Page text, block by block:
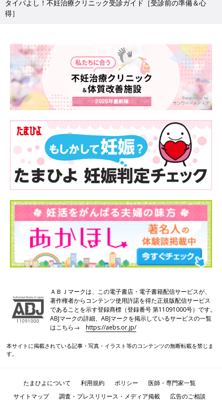
不妊治療が検査から始まる理由
初めて不妊治療クリニックを受診した場合、最初からいきなり治
療がスタートすることはありません。まずは、原因がどこにある
のか、それを探るための検査から始まります。妊娠するための適
切な方法、つまり治療にたどり着くためには、男女のカップル両
方の体の状態を検査することが必要です。
原因がわかれば治療計画が立ちますが、原因はさまざまで、検査
と並行して治療をスタートすることもあります。男女とも機能的
あります。医療技術でカバーする方法で妊娠を目指していきます
が、いずれにしてもまずは、検査から始まるのです。
生活習慣までチェックして妊娠・育児生活につながる治療
を
不妊検査というと生殖器の検査というイメージがあるかもしれま
せんが、実際には上のリストのように全身の状態や生活習慣につ
いてもチェックされます。当然のことですが、妊娠は生殖器だけ
で成立することではありません。そして、不妊治療のゴールは、
安全に出産して健康に子育てをすることです。妊娠にダイレクト
につながることではないけれど、2人が健康であるかどうか、栄
養状態、運動習慣、喫煙や飲酒の状況などの生活全般の把握も必
タイパよし！不妊治療クリニック受診ガイド［受診前の準備＆心
得］
ＡＢＪマークは、この電子書店・電子書籍配信サービスが、
著作権者からコンテンツ使用許諾を得た正規版配信サービス
であることを示す登録商標（登録番号 第11091000号）です。
ABJマークの詳細、ABJマークを掲示しているサービスの一覧
はこちら→https://aebs.or.jp/
本サイトに掲載されている記事・写真・イラスト等のコンテンツの無断転載を禁じま
す。
たまひよについて 利用規約 ポリシー
医師・専門家一覧
サイトマップ
調査・プレスリリース・メディア掲載 広告のご相談